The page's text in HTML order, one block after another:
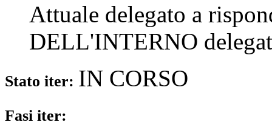
Attuale delegato a
DELL'INTERNO
Stato iter: IN CORSO
Fasi iter: